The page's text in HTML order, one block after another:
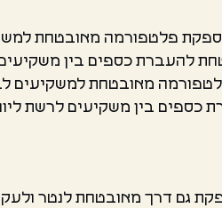
פלטפורמה מאובטחת
להעברת כספים בין משקיעים
מאובטחת למשקיעים
בין משקיעים לרשת
גם דרך מאובטחת לנטר